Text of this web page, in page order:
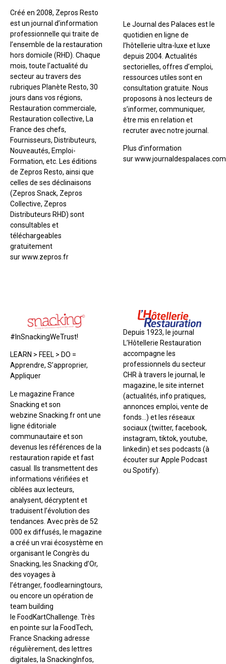
Créé en 2008, Zepros Resto
est un journal d’information
professionnelle qui traite de
l’ensemble de la restauration
hors domicile (RHD). Chaque
mois, toute l’actualité du
secteur au travers des
rubriques Planète Resto, 30
jours dans vos régions,
Restauration commerciale,
Restauration collective, La
France des chefs,
Fournisseurs, Distributeurs,
Nouveautés, Emploi-
Formation, etc. Les éditions
de Zepros Resto, ainsi que
celles de ses déclinaisons
(Zepros Snack, Zepros
Collective, Zepros
Distributeurs RHD) sont
consultables et
téléchargeables
gratuitement
sur www.zepros.fr
Le Journal des Palaces est le
quotidien en ligne de
l’hôtellerie ultra-luxe et luxe
depuis 2004. Actualités
sectorielles, offres d’emploi,
ressources utiles sont en
consultation gratuite. Nous
proposons à nos lecteurs de
s’informer, communiquer,
être mis en relation et
recruter avec notre journal.
Plus d’information
sur www.journaldespalaces.com
#InSnackingWeTrust!
LEARN > FEEL > DO =
Apprendre, S’approprier,
Appliquer
Le magazine France
Snacking et son
webzine Snacking.fr ont une
ligne éditoriale
communautaire et son
devenus les références de la
restauration rapide et fast
casual. Ils transmettent des
informations vérifiées et
ciblées aux lecteurs,
analysent, décryptent et
traduisent l’évolution des
tendances. Avec près de 52
000 ex diffusés, le magazine
a créé un vrai écosystème en
organisant le Congrès du
Snacking, les Snacking d’Or,
des voyages à
l’étranger, foodlearningtours,
ou encore un opération de
team building
le FoodKartChallenge. Très
en pointe sur la FoodTech,
France Snacking adresse
régulièrement, des lettres
digitales, la SnackingInfos,
Depuis 1923, le journal
L’Hôtellerie Restauration
accompagne les
professionnels du secteur
CHR à travers le journal, le
magazine, le site internet
(actualités, info pratiques,
annonces emploi, vente de
fonds…) et les réseaux
sociaux (twitter, facebook,
instagram, tiktok, youtube,
linkedin) et ses podcasts (à
écouter sur Apple Podcast
ou Spotify).